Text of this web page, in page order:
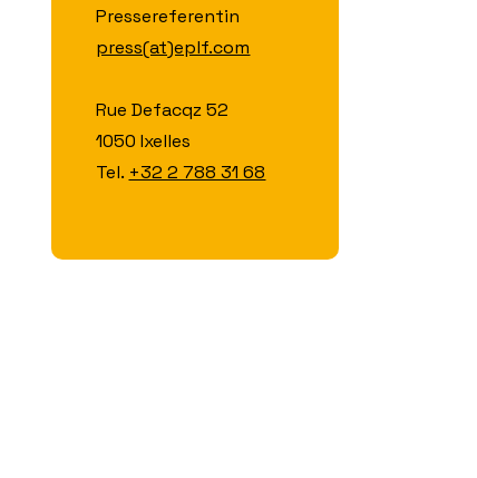
Pressereferentin
press(at)eplf.com
Rue Defacqz 52
1050 Ixelles
Tel. +32 2 788 31 68